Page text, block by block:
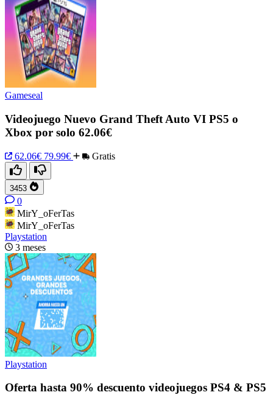
Gameseal
Videojuego Nuevo Grand Theft Auto VI PS5 o
Xbox por solo 62.06€
62.06€ 79.99€ Gratis
3453
0
MirY_oFerTas
MirY_oFerTas
Playstation
3 meses
Playstation
Oferta hasta 90% descuento videojuegos PS4 & PS5